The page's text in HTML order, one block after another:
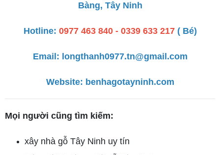
Bàng, Tây Ninh
Hotline: 0977 463 840 - 0339 633 217 ( Bé)
Email: longthanh0977.tn@gmail.com
Website: benhagotayninh.com
Mọi người cũng tìm kiếm:
xây nhà gỗ Tây Ninh uy tín